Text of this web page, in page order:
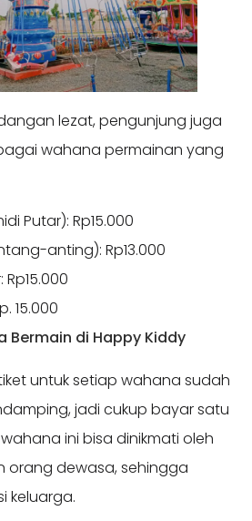
lezat, pengunjung juga
wahana permainan yang
Putar): Rp15.000
anting): Rp13.000
15.000
Bermain di Happy Kiddy
untuk setiap wahana sudah
jadi cukup bayar satu
ini bisa dinikmati oleh
orang dewasa, sehingga
keluarga.